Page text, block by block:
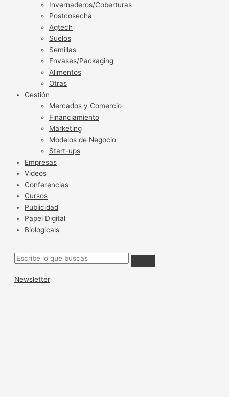
Invernaderos/Coberturas
Postcosecha
Agtech
Suelos
Semillas
Envases/Packaging
Alimentos
Otras
Gestión
Mercados y Comercio
Financiamiento
Marketing
Modelos de Negocio
Start-ups
Empresas
Videos
Conferencias
Cursos
Publicidad
Papel Digital
Biologicals
Newsletter